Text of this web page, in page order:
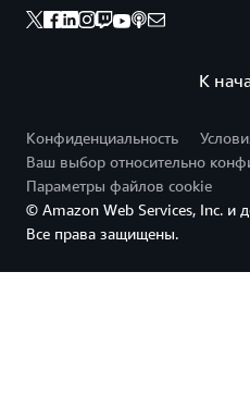
К
Конфиденциальность
Ваш выбор относительно
Параметры файлов cookie
© Amazon Web Services, Inc. и
Все права защищены.